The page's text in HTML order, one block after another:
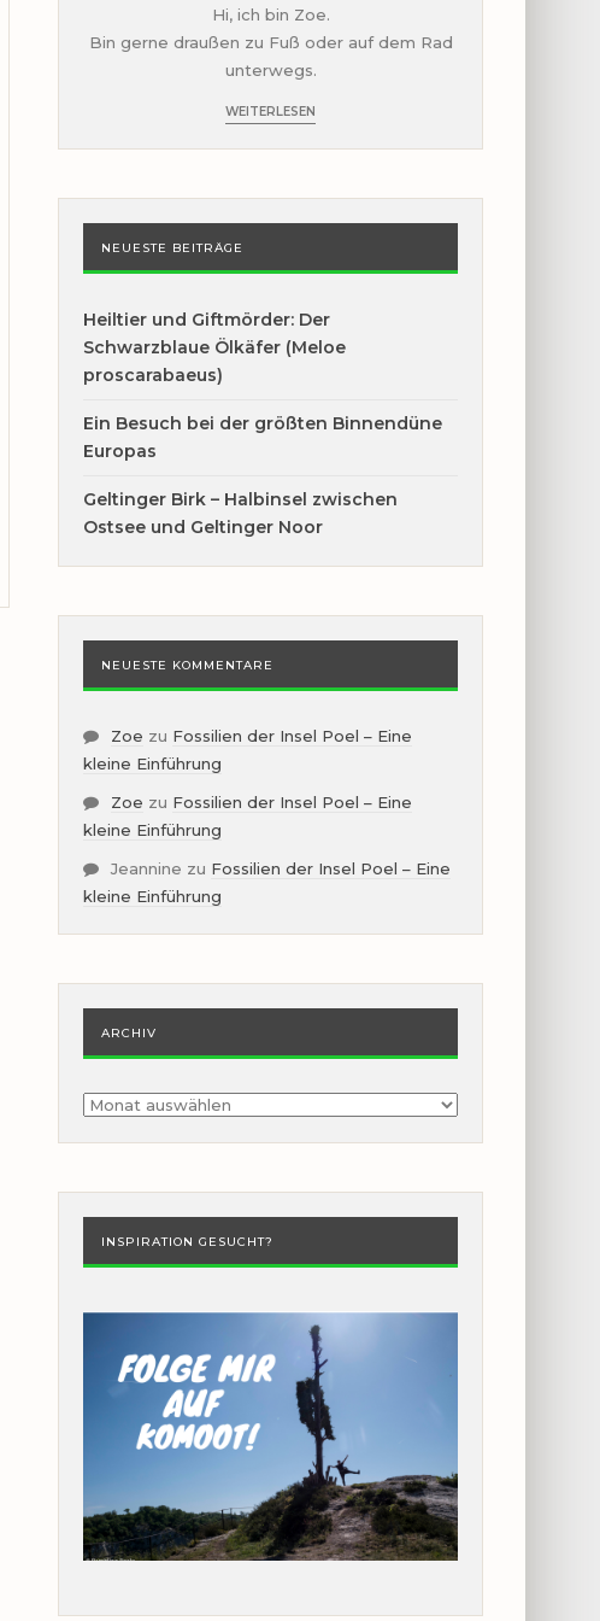
Hi, ich bin Zoe.
Bin gerne draußen zu Fuß oder auf dem Rad
unterwegs.
WEITERLESEN
NEUESTE BEITRÄGE
Heiltier und Giftmörder: Der
Schwarzblaue Ölkäfer (Meloe
proscarabaeus)
Ein Besuch bei der größten Binnendüne
Europas
Geltinger Birk – Halbinsel zwischen
Ostsee und Geltinger Noor
NEUESTE KOMMENTARE
Zoe zu Fossilien der Insel Poel – Eine
kleine Einführung
Zoe zu Fossilien der Insel Poel – Eine
kleine Einführung
Jeannine zu Fossilien der Insel Poel – Eine
kleine Einführung
ARCHIV
Archiv
INSPIRATION GESUCHT?